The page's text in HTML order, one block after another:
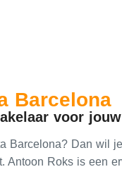
Barcelona
voor
Barcelona? Dan wil
Antoon Roks is een